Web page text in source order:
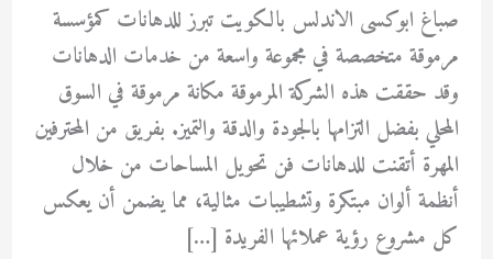
صباغ ابوكسى الاندلس بالكويت تبرز للدهانات كمؤسسة
مرموقة متخصصة في مجموعة واسعة من خدمات الدهانات
وقد حققت هذه الشركة المرموقة مكانة مرموقة في السوق
المحلي بفضل التزامها بالجودة والدقة والتميز. بفريق من المحترفين
المهرة أتقنت للدهانات فن تحويل المساحات من خلال
أنظمة ألوان مبتكرة وتشطيبات مثالية، مما يضمن أن يعكس
كل مشروع رؤية عملائها الفريدة […]